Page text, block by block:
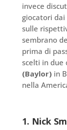
invece
giocatori
sulle
sembrano
prima di
scelti in due
(Baylor)in
nella
1. Nick